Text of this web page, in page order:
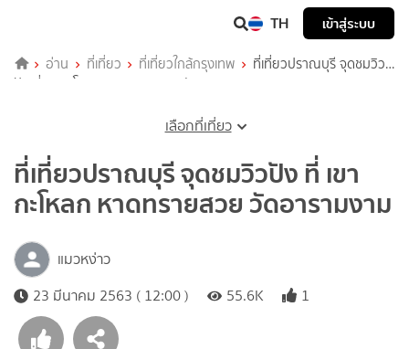
TH เข้าสู่ระบบ
อ่าน ที่เที่ยว ที่เที่ยวใกล้กรุงเทพ
ที่เที่ยวปราณบุรี จุดชมวิว
ปัง ที่ เขากะโหลก หาดทรายสวย วัดอารามงาม
เลือกที่เที่ยว
ที่เที่ยวปราณบุรี จุดชมวิวปัง ที่ เขา
กะโหลก หาดทรายสวย วัดอารามงาม
แมวหง่าว
23 มีนาคม 2563 ( 12:00 )
55.6K 1